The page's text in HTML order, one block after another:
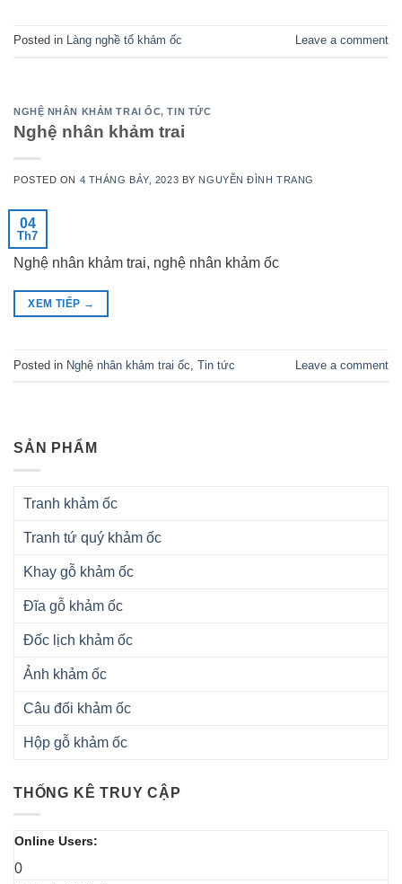
SẢN PHẨM
Tranh khảm ốc
Tranh tứ quý khảm ốc
Khay gỗ khảm ốc
Đĩa gỗ khảm ốc
Đốc lịch khảm ốc
Ảnh khảm ốc
Câu đối khảm ốc
Hộp gỗ khảm ốc
THỐNG KÊ TRUY CẬP
Online Users:
0
Posted in Làng nghề tổ khảm ốc Leave a comment
NGHỆ NHÂN KHẢM TRAI ỐC,TIN TỨC
Nghệ nhân khảm trai
POSTED ON 4 THÁNG BẢY, 2023 BY NGUYỄN ĐÌNH TRANG
04
Th7
Nghệ nhân khảm trai, nghệ nhân khảm ốc
XEM TIẾP →
Posted in Nghệ nhân khảm trai ốc Tin tức Leave a comment